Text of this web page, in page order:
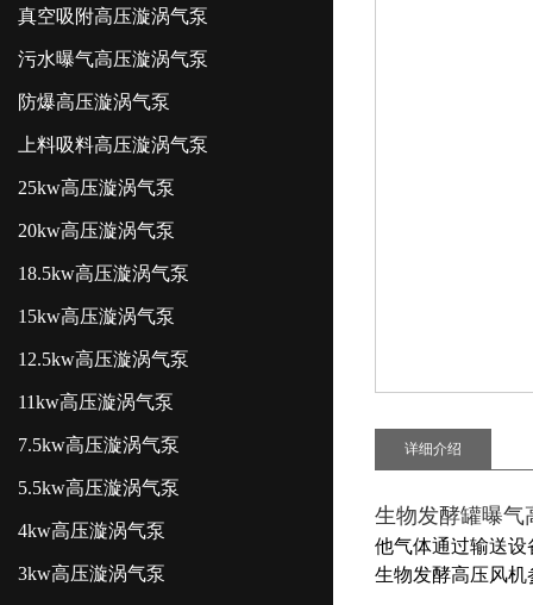
真空吸附高压漩涡气泵
污水曝气高压漩涡气泵
防爆高压漩涡气泵
上料吸料高压漩涡气泵
25kw高压漩涡气泵
20kw高压漩涡气泵
18.5kw高压漩涡气泵
15kw高压漩涡气泵
12.5kw高压漩涡气泵
11kw高压漩涡气泵
7.5kw高压漩涡气泵
5.5kw高压漩涡气泵
4kw高压漩涡气泵
3kw高压漩涡气泵
详细介绍
生物发酵罐曝气
他气体通过输送
生物发酵高压风机